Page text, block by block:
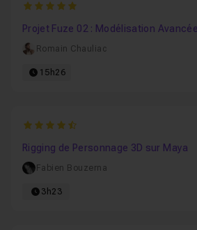
5
Projet Fuze 02 : Modélisation
Romain Chauliac
15h26
4.5833333333333
Rigging de Personnage 3D sur Maya
Fabien Bouzerna
3h23